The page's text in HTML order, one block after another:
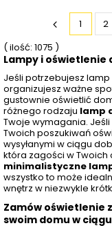
1 2
( ilość: 1075 )
Lampy i oświetlenie
Jeśli potrzebujesz
organizujesz ważne
gustownie oświetlić
różnego rodzaju lamp
Twoje wymagania.
Twoich poszukiwań
wysyłanymi w ciągu
która zagości w
minimalistyczne
wszystko to może
wnętrz w niezwykle
Zamów oświetlenie
swoim domu w